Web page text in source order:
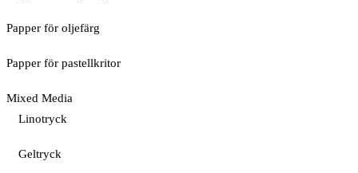
Papper för oljefärg
Papper för pastellkritor
Mixed Media
Linotryck
Geltryck